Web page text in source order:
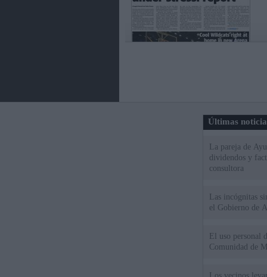
Últimas
La pareja de
dividendos y
consultora
Las incógnitas
el Gobierno de
El uso personal
Comunidad de